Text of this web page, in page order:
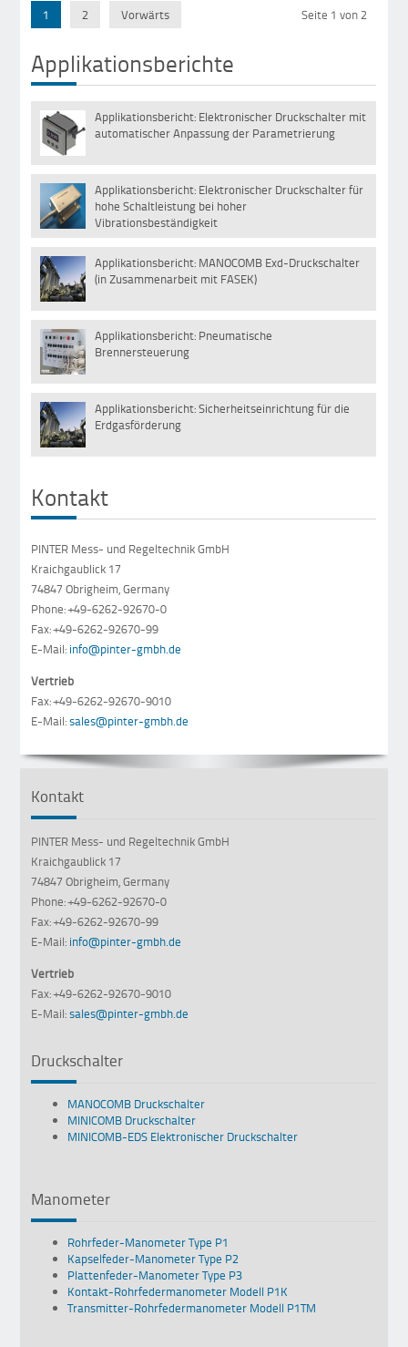
Seite 1 von 2
1 2 Vorwärts
Applikationsberichte
22
Jan
Applikationsbericht: Elektronischer Druckschalter mit
automatischer Anpassung der Parametrierung
01
Sep
Applikationsbericht: Elektronischer Druckschalter für
hohe Schaltleistung bei hoher
Vibrationsbeständigkeit
30
Mai
Applikationsbericht: MANOCOMB Exd-Druckschalter
(in Zusammenarbeit mit FASEK)
29
Dez
Applikationsbericht: Pneumatische
Brennersteuerung
29
Dez
Applikationsbericht: Sicherheitseinrichtung für die
Erdgasförderung
Kontakt
PINTER Mess- und Regeltechnik GmbH
Kraichgaublick 17
74847 Obrigheim, Germany
Phone: +49-6262-92670-0
Fax: +49-6262-92670-99
E-Mail: info@pinter-gmbh.de
Vertrieb
Fax: +49-6262-92670-9010
E-Mail:sales@pinter-gmbh.de
Kontakt
PINTER Mess- und Regeltechnik GmbH
Kraichgaublick 17
74847 Obrigheim, Germany
Phone: +49-6262-92670-0
Fax: +49-6262-92670-99
E-Mail: info@pinter-gmbh.de
Vertrieb
Fax: +49-6262-92670-9010
E-Mail:sales@pinter-gmbh.de
Druckschalter
MANOCOMB Druckschalter
MINICOMB Druckschalter
MINICOMB-EDS Elektronischer Druckschalter
Manometer
Rohrfeder-Manometer Type P1
Kapselfeder-Manometer Type P2
Plattenfeder-Manometer Type P3
Kontakt-Rohrfedermanometer Modell P1K
Transmitter-Rohrfedermanometer Modell P1TM